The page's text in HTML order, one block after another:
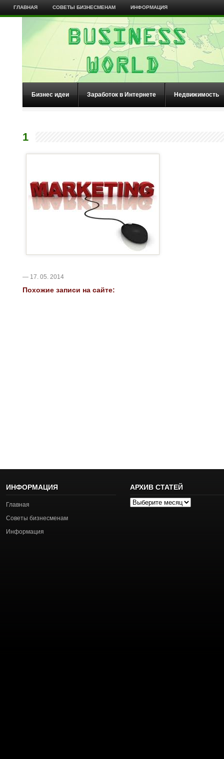
ГЛАВНАЯ СОВЕТЫ БИЗНЕСМЕНАМ ИНФОРМАЦИЯ
Бизнес идеи Заработок в Интернете Недвижимость
1
— 17. 05. 2014
Похожие записи на сайте:
ИНФОРМАЦИЯ
Главная
Советы бизнесменам
Информация
АРХИВ СТАТЕЙ
Архив